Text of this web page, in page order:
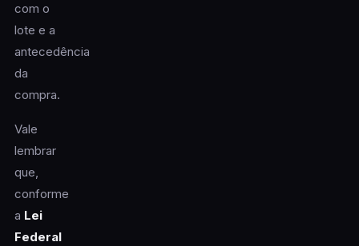
com o
lote e a
antecedência
da
compra.
Vale
lembrar
que,
conforme
a Lei
Federal